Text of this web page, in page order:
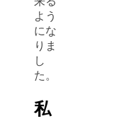
よう
にな
りま
し
た。
私